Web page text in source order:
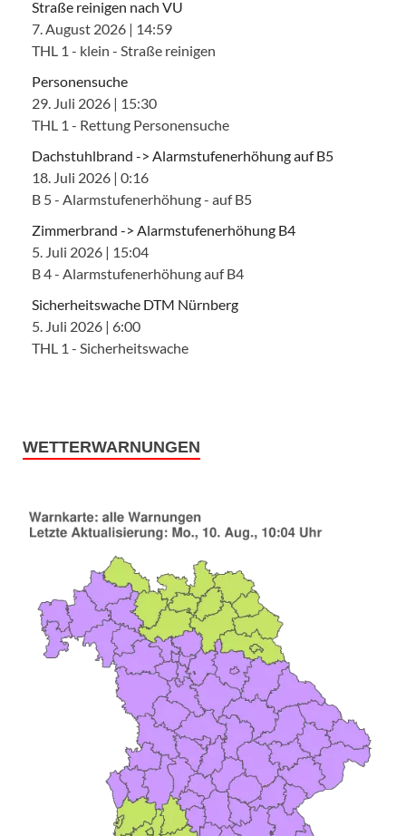
Straße reinigen nach VU
7. August 2026 | 14:59
THL 1 - klein - Straße reinigen
Personensuche
29. Juli 2026 | 15:30
THL 1 - Rettung Personensuche
Dachstuhlbrand -> Alarmstufenerhöhung auf B5
18. Juli 2026 | 0:16
B 5 - Alarmstufenerhöhung - auf B5
Zimmerbrand -> Alarmstufenerhöhung B4
5. Juli 2026 | 15:04
B 4 - Alarmstufenerhöhung auf B4
Sicherheitswache DTM Nürnberg
5. Juli 2026 | 6:00
THL 1 - Sicherheitswache
WETTERWARNUNGEN